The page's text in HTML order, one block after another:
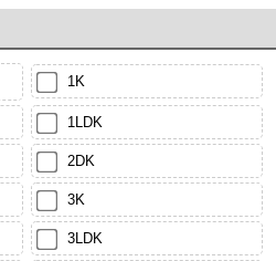
1K
1LDK
2DK
3K
3LDK